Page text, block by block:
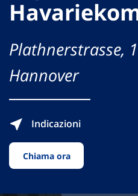
Plathnerstrasse,
Hannover
Indicazioni
Chiama ora